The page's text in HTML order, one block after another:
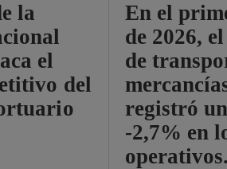
la
el
del
En el
de 2026,
de
registró
-2,7% en